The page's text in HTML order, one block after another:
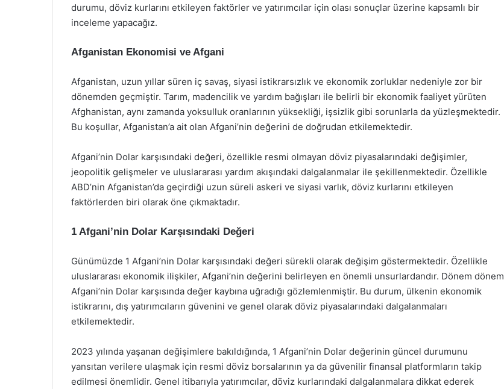
durumu, döviz kurlarını etkileyen faktörler ve yatırımcılar için olası sonuçlar üzerine kapsamlı bir
inceleme yapacağız.
Afganistan Ekonomisi ve Afgani
Afganistan, uzun yıllar süren iç savaş, siyasi istikrarsızlık ve ekonomik zorluklar nedeniyle zor bir
dönemden geçmiştir. Tarım, madencilik ve yardım bağışları ile belirli bir ekonomik faaliyet yürüten
Afghanistan, aynı zamanda yoksulluk oranlarının yüksekliği, işsizlik gibi sorunlarla da yüzleşmektedir.
Bu koşullar, Afganistan’a ait olan Afgani’nin değerini de doğrudan etkilemektedir.
Afgani’nin Dolar karşısındaki değeri, özellikle resmi olmayan döviz piyasalarındaki değişimler,
jeopolitik gelişmeler ve uluslararası yardım akışındaki dalgalanmalar ile şekillenmektedir. Özellikle
ABD’nin Afganistan’da geçirdiği uzun süreli askeri ve siyasi varlık, döviz kurlarını etkileyen
faktörlerden biri olarak öne çıkmaktadır.
1 Afgani’nin Dolar Karşısındaki Değeri
Günümüzde 1 Afgani’nin Dolar karşısındaki değeri sürekli olarak değişim göstermektedir. Özellikle
uluslararası ekonomik ilişkiler, Afgani’nin değerini belirleyen en önemli unsurlardandır. Dönem dönem
Afgani’nin Dolar karşısında değer kaybına uğradığı gözlemlenmiştir. Bu durum, ülkenin ekonomik
istikrarını, dış yatırımcıların güvenini ve genel olarak döviz piyasalarındaki dalgalanmaları
etkilemektedir.
2023 yılında yaşanan değişimlere bakıldığında, 1 Afgani’nin Dolar değerinin güncel durumunu
yansıtan verilere ulaşmak için resmi döviz borsalarının ya da güvenilir finansal platformların takip
edilmesi önemlidir. Genel itibarıyla yatırımcılar, döviz kurlarındaki dalgalanmalara dikkat ederek